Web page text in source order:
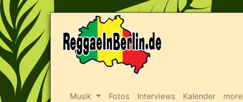
Musik Fotos Interviews Kalender more